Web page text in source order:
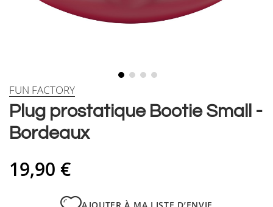
Skip
the
beginning
images
gallery
Plug prostatique Bootie Small -
Bordeaux
FUN FACTORY
19,90 €